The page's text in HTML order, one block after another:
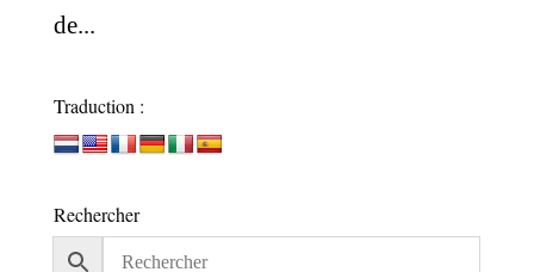
de...
Traduction :
Rechercher